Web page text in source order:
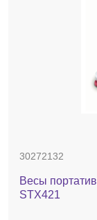
30272132
Весы
STX421